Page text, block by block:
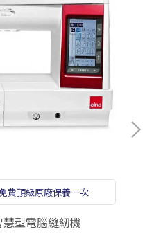
費頂級原廠保養一次
型電腦縫紉機